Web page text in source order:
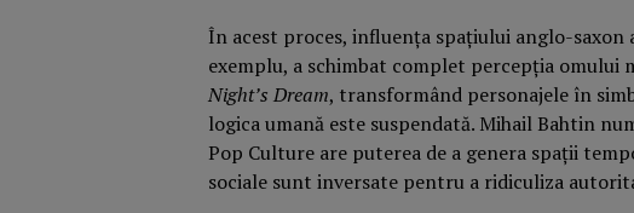
În acest proces, influența spațiului anglo-saxon
exemplu, a schimbat complet percepția
Night’s Dream, transformând personajele în
logica umană este suspendată. Mihail Bahtin
Pop Culture are puterea de a genera spații
sociale sunt inversate pentru a ridiculiza